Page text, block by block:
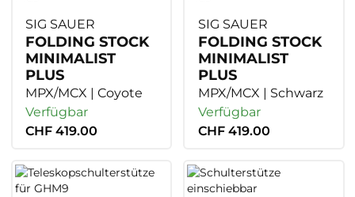
SIG SAUER
FOLDING STOCK
MINIMALIST
PLUS
MPX/MCX | Coyote
Verfügbar
CHF 419.00
SIG SAUER
FOLDING STOCK
MINIMALIST
PLUS
MPX/MCX | Schwarz
Verfügbar
CHF 419.00